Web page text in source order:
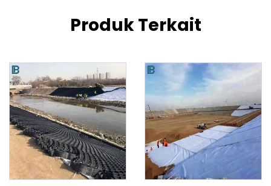
Produk Terkait